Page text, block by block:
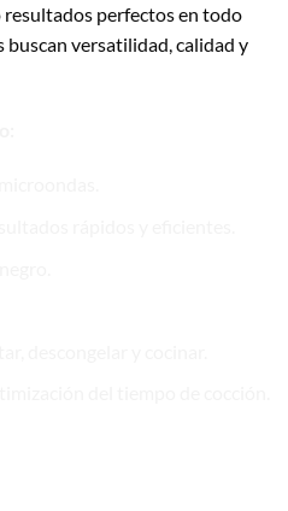
perfectos en todo
buscan versatilidad, calidad y